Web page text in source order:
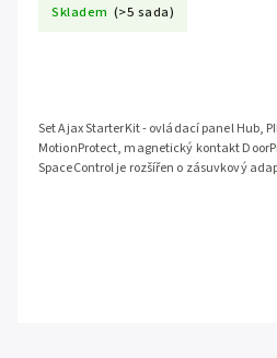
Skladem (>5 sada)
Set Ajax StarterKit - ovládací panel Hub,
MotionProtect, magnetický kontakt
SpaceControl je rozšířen o zásuvkový